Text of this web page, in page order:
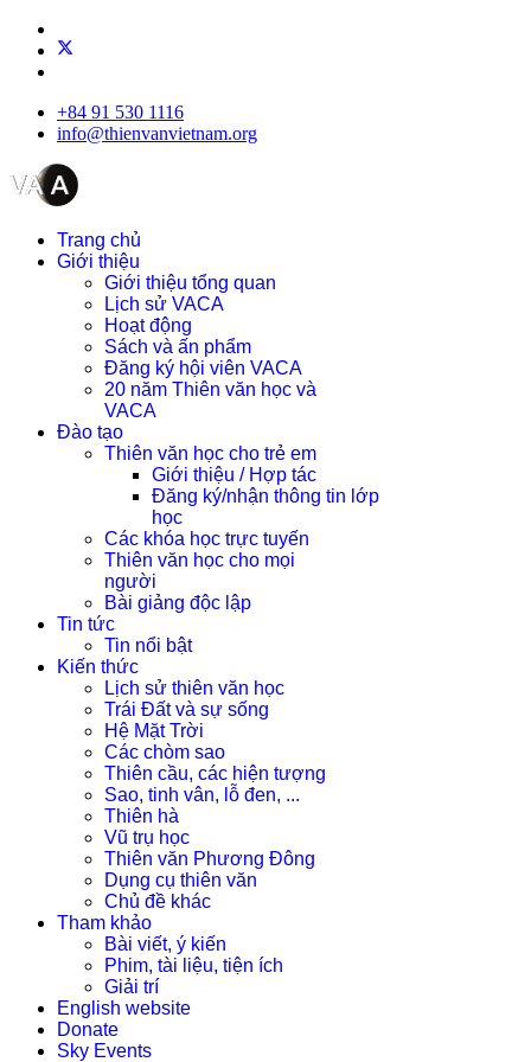
+84 91 530 1116
info@thienvanvietnam.org
Trang chủ
Giới thiệu
Giới thiệu tổng quan
Lịch sử VACA
Hoạt động
Sách và ấn phẩm
Đăng ký hội viên VACA
20 năm Thiên văn học và
VACA
Đào tạo
Thiên văn học cho trẻ em
Giới thiệu / Hợp tác
Đăng ký/nhận thông tin lớp
học
Các khóa học trực tuyến
Thiên văn học cho mọi
người
Bài giảng độc lập
Tin tức
Tin nổi bật
Kiến thức
Lịch sử thiên văn học
Trái Đất và sự sống
Hệ Mặt Trời
Các chòm sao
Thiên cầu, các hiện tượng
Sao, tinh vân, lỗ đen, ...
Thiên hà
Vũ trụ học
Thiên văn Phương Đông
Dụng cụ thiên văn
Chủ đề khác
Tham khảo
Bài viết, ý kiến
Phim, tài liệu, tiện ích
Giải trí
English website
Donate
Sky Events